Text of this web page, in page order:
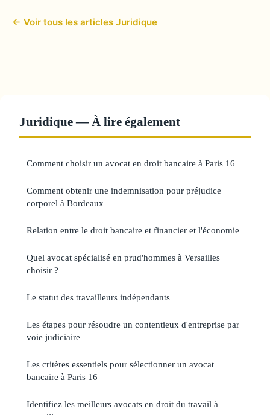
← Voir tous les articles Juridique
Juridique — À lire également
Comment choisir un avocat en droit bancaire à Paris 16
Comment obtenir une indemnisation pour préjudice
corporel à Bordeaux
Relation entre le droit bancaire et financier et l'économie
Quel avocat spécialisé en prud'hommes à Versailles
choisir ?
Le statut des travailleurs indépendants
Les étapes pour résoudre un contentieux d'entreprise par
voie judiciaire
Les critères essentiels pour sélectionner un avocat
bancaire à Paris 16
Identifiez les meilleurs avocats en droit du travail à